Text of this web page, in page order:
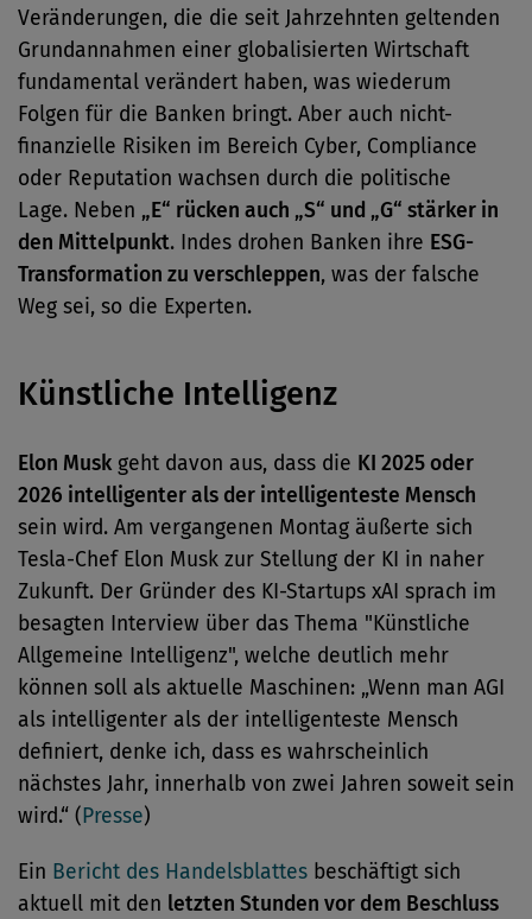
Veränderungen, die die seit Jahrzehnten geltenden
Grundannahmen einer globalisierten Wirtschaft
fundamental verändert haben, was wiederum
Folgen für die Banken bringt. Aber auch nicht-
finanzielle Risiken im Bereich Cyber, Compliance
oder Reputation wachsen durch die politische
Lage. Neben „E“ rücken auch „S“ und „G“ stärker in
den Mittelpunkt. Indes drohen Banken ihre ESG-
Transformation zu verschleppen, was der falsche
Weg sei, so die Experten.
Künstliche Intelligenz
Elon Musk geht davon aus, dass die KI 2025 oder
2026 intelligenter als der intelligenteste Mensch
sein wird. Am vergangenen Montag äußerte sich
Tesla-Chef Elon Musk zur Stellung der KI in naher
Zukunft. Der Gründer des KI-Startups xAI sprach im
besagten Interview über das Thema "Künstliche
Allgemeine Intelligenz", welche deutlich mehr
können soll als aktuelle Maschinen: „Wenn man AGI
als intelligenter als der intelligenteste Mensch
definiert, denke ich, dass es wahrscheinlich
nächstes Jahr, innerhalb von zwei Jahren soweit sein
wird.“ ( Presse)
Ein Bericht des Handelsblattes beschäftigt sich
aktuell mit den letzten Stunden vor dem Beschluss